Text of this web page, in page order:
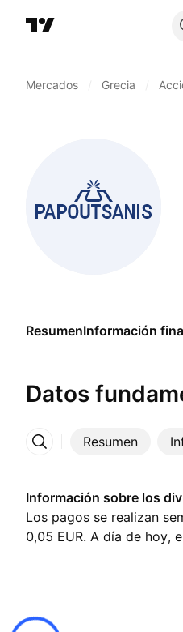
Mercados Grecia
ResumenInformación
Datos
Resumen
Más
Información sobre los
Los pagos se realizan
0,05 EUR. A día de hoy,